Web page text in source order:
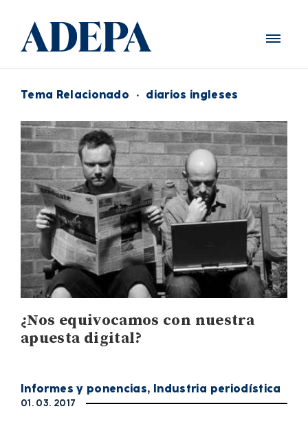
Tema Relacionado · diarios ingleses
¿Nos equivocamos con nuestra
apuesta digital?
Informes y ponencias, Industria periodística
01. 03. 2017